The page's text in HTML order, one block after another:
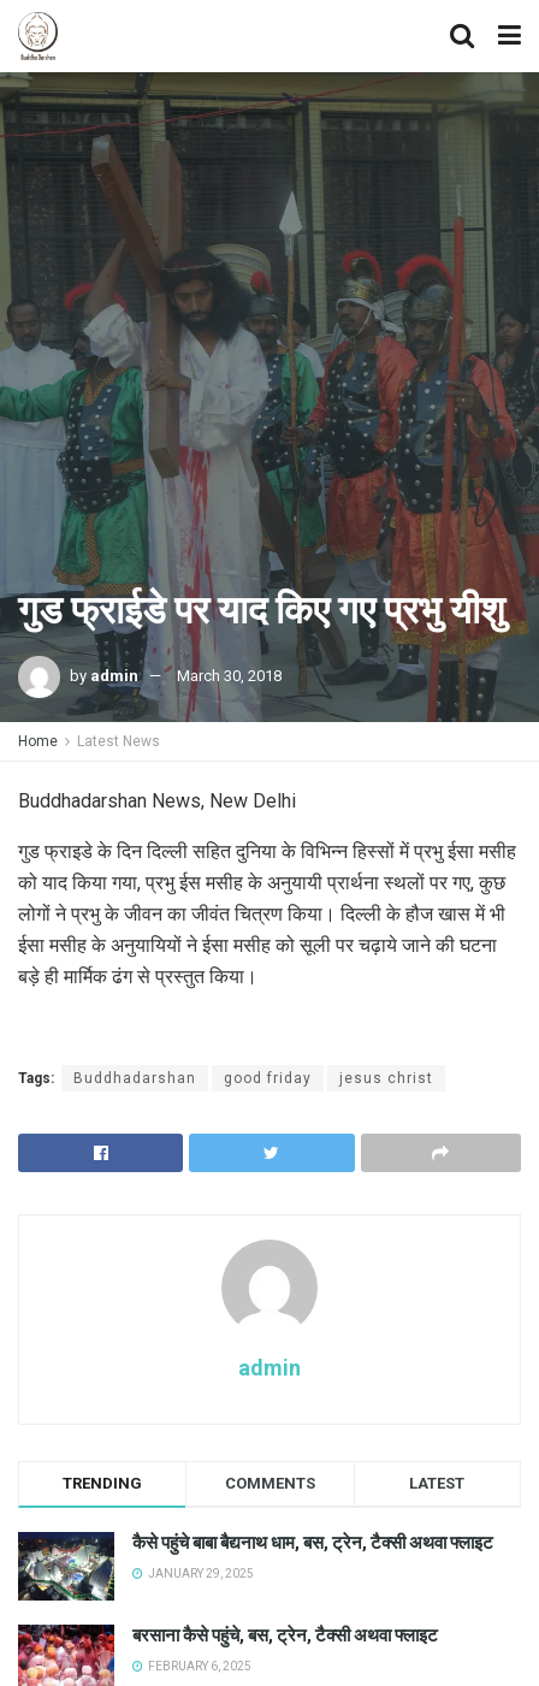
गुड फ्राईडे पर याद किए गए प्रभु यीशु
by admin March 30, 2018
Home Latest News
Buddhadarshan News, New Delhi
गुड फ्राइडे के दिन दिल्ली सहित दुनिया के विभिन्न हिस्सों में प्रभु ईसा मसीह
को याद किया गया, प्रभु ईस मसीह के अनुयायी प्रार्थना स्थलों पर गए, कुछ
लोगों ने प्रभु के जीवन का जीवंत चित्रण किया। दिल्ली के हौज खास में भी
ईसा मसीह के अनुयायियों ने ईसा मसीह को सूली पर चढ़ाये जाने की घटना
बड़े ही मार्मिक ढंग से प्रस्तुत किया।
Tags: Buddhadarshan good friday jesus christ
admin
TRENDING COMMENTS LATEST
कैसे पहुंचे बाबा बैद्यनाथ धाम, बस, ट्रेन, टैक्सी अथवा फ्लाइट
JANUARY 29, 2025
बरसाना कैसे पहुंचे, बस, ट्रेन, टैक्सी अथवा फ्लाइट
FEBRUARY 6, 2025